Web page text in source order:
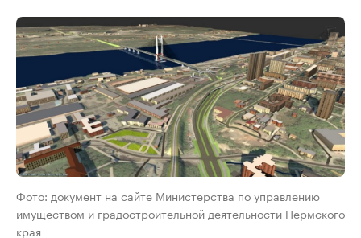
Фото: документ на сайте Министерства по управлению
имуществом и градостроительной деятельности Пермского
края